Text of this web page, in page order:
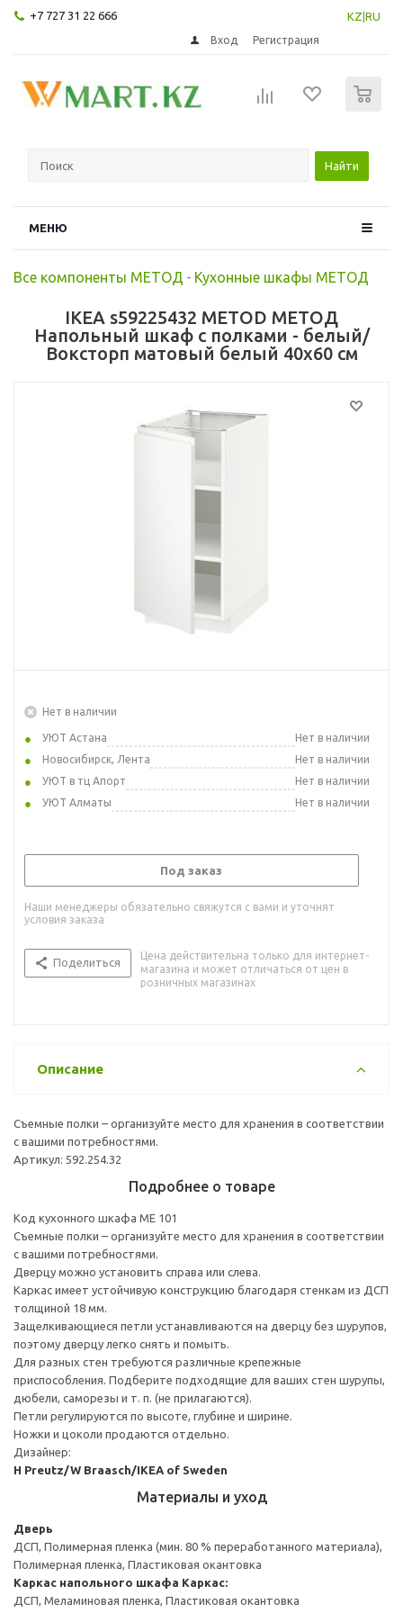
+7 727 31 22 666 KZ RU
Вход Регистрация
Найти
МЕНЮ
Все компоненты МЕТОД - Кухонные шкафы МЕТОД
IKEA s59225432 METOD МЕТОД
Напольный шкаф с полками - белый/
Воксторп матовый белый 40x60 см
Нет в наличии
УЮТ Астана
Нет в наличии
Новосибирск, Лента
Нет в наличии
УЮТ в тц Апорт
Нет в наличии
УЮТ Алматы
Нет в наличии
Под заказ
Наши менеджеры обязательно свяжутся с вами и уточнят
условия заказа
Поделиться
Цена действительна только для интернет-
магазина и может отличаться от цен в
розничных магазинах
Описание
Съемные полки – организуйте место для хранения в соответствии
с вашими потребностями.
Артикул: 592.254.32
Подробнее о товаре
Код кухонного шкафа ME 101
Съемные полки – организуйте место для хранения в соответствии
с вашими потребностями.
Дверцу можно установить справа или слева.
Каркас имеет устойчивую конструкцию благодаря стенкам из ДСП
толщиной 18 мм.
Защелкивающиеся петли устанавливаются на дверцу без шурупов,
поэтому дверцу легко снять и помыть.
Для разных стен требуются различные крепежные
приспособления. Подберите подходящие для ваших стен шурупы,
дюбели, саморезы и т. п. (не прилагаются).
Петли регулируются по высоте, глубине и ширине.
Ножки и цоколи продаются отдельно.
Дизайнер:
H Preutz/W Braasch/IKEA of Sweden
Материалы и уход
Дверь
ДСП, Полимерная пленка (мин. 80 % переработанного материала),
Полимерная пленка, Пластиковая окантовка
Каркас напольного шкафа Каркас:
ДСП, Меламиновая пленка, Пластиковая окантовка